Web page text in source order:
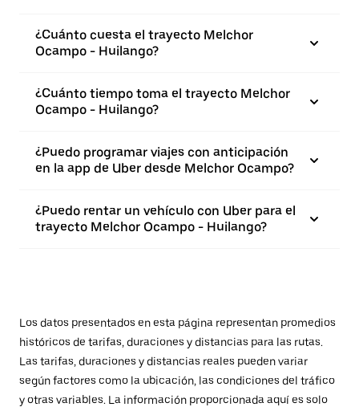
¿Cuánto cuesta el trayecto Melchor
Ocampo - Huilango?
¿Cuánto tiempo toma el trayecto Melchor
Ocampo - Huilango?
¿Puedo programar viajes con anticipación
en la app de Uber desde Melchor Ocampo?
¿Puedo rentar un vehículo con Uber para el
trayecto Melchor Ocampo - Huilango?
Los datos presentados en esta página representan promedios
históricos de tarifas, duraciones y distancias para las rutas.
Las tarifas, duraciones y distancias reales pueden variar
según factores como la ubicación, las condiciones del tráfico
y otras variables. La información proporcionada aquí es solo